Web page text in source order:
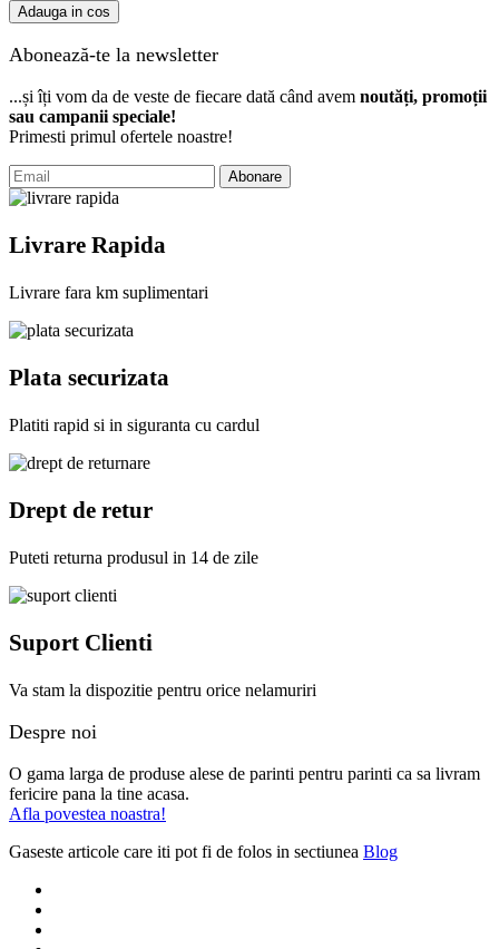
Adauga in cos
Abonează-te la newsletter
...și îți vom da de veste de fiecare dată când avem noutăți, promoții
sau campanii speciale!
Primesti primul ofertele noastre!
Abonare
Livrare Rapida
Livrare fara km suplimentari
Plata securizata
Platiti rapid si in siguranta cu cardul
Drept de retur
Puteti returna produsul in 14 de zile
Suport Clienti
Va stam la dispozitie pentru orice nelamuriri
Despre noi
O gama larga de produse alese de parinti pentru parinti ca sa livram
fericire pana la tine acasa.
Afla povestea noastra!
Gaseste articole care iti pot fi de folos in sectiunea Blog